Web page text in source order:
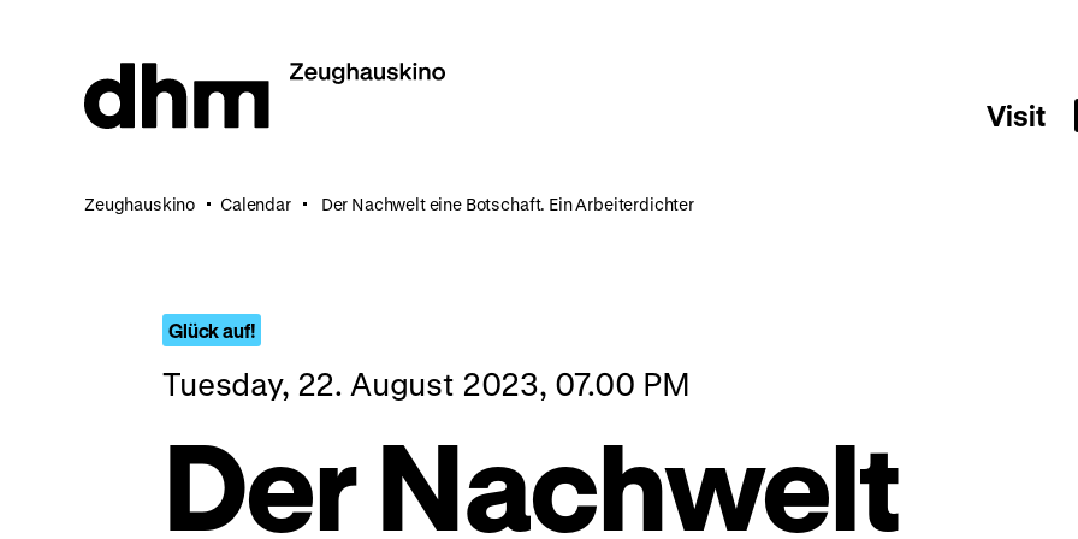
Visit
Zeughauskino Calendar Der Nachwelt eine Botschaft. Ein Arbeiterdichter
Glück auf!
Tuesday, 22. August 2023, 07.00 PM
Der Nachwelt